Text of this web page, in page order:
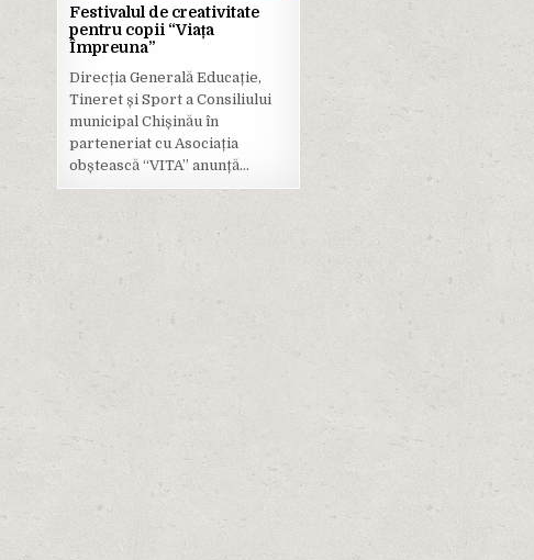
Festivalul de creativitate
pentru copii “Viața
Împreuna”
Direcția Generală Educație,
Tineret și Sport a Consiliului
municipal Chișinău în
parteneriat cu Asociația
obștească “VITA” anunță…